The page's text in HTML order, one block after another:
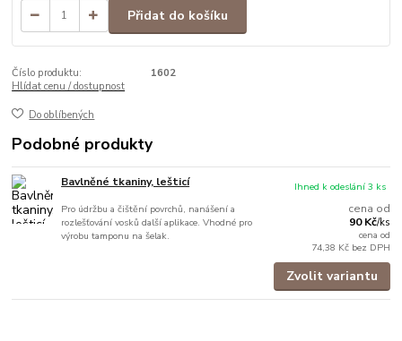
Přidat do košíku
Číslo produktu:
1602
Hlídat cenu / dostupnost
Do oblíbených
Podobné produkty
Bavlněné tkaniny, lešticí
Pro údržbu a čištění povrchů, nanášení a
rozlešťování vosků další aplikace. Vhodné pro
výrobu tamponu na šelak.
cena od
90 Kč/ks
cena od
74,38 Kč bez DPH
Ihned k odeslání 3 ks
Zvolit variantu